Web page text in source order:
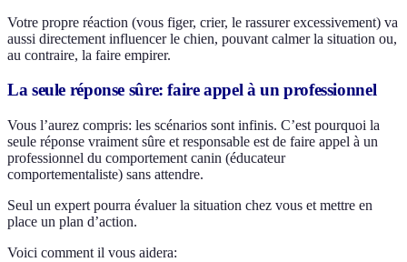
Votre propre réaction (vous figer, crier, le rassurer excessivement) va
aussi directement influencer le chien, pouvant calmer la situation ou,
au contraire, la faire empirer.
La seule réponse sûre: faire appel à un professionnel
Vous l’aurez compris: les scénarios sont infinis. C’est pourquoi la
seule réponse vraiment sûre et responsable est de faire appel à un
professionnel du comportement canin (éducateur
comportementaliste) sans attendre.
Seul un expert pourra évaluer la situation chez vous et mettre en
place un plan d’action.
Voici comment il vous aidera: